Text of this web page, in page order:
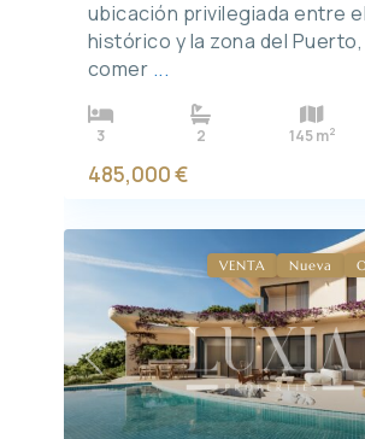
ubicación privilegiada entre
histórico y la zona del
comer ...
3 2 145 m2
485,000 €
Previous
VENTA Nueva